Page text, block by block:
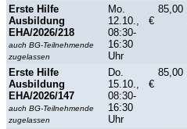
Erste Hilfe
Ausbildung
EHA/2026/218
auch BG-Teilnehmende
zugelassen
Mo.
12.10.,
08:30-
16:30
Uhr
85,00
€
Erste Hilfe
Ausbildung
EHA/2026/147
auch BG-Teilnehmende
zugelassen
Do.
15.10.,
08:30-
16:30
Uhr
85,00
€